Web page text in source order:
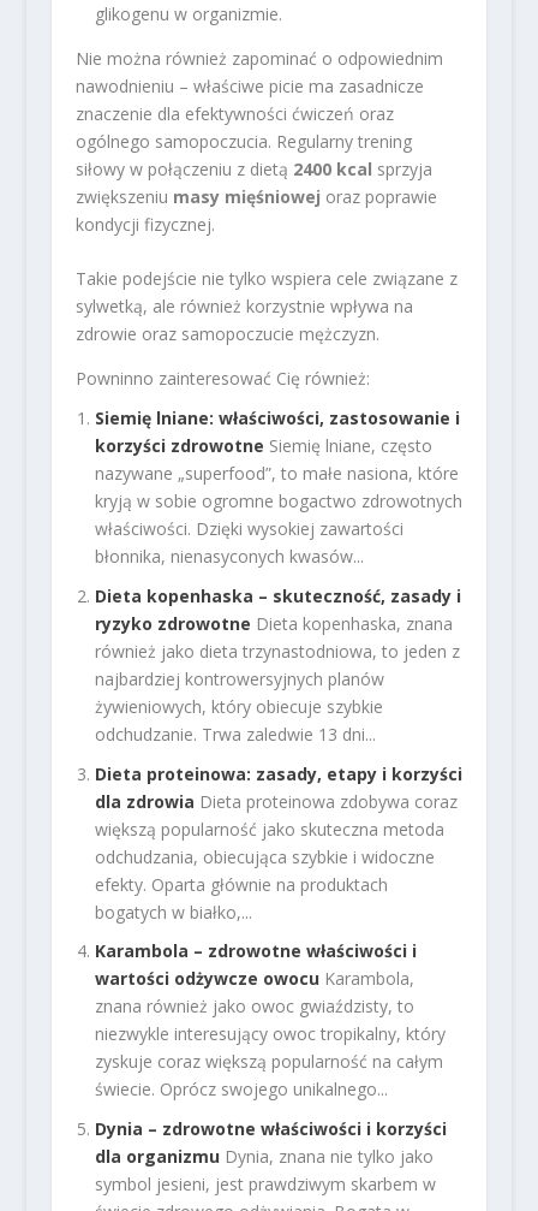
glikogenu w organizmie.
Nie można również zapominać o odpowiednim
nawodnieniu – właściwe picie ma zasadnicze
znaczenie dla efektywności ćwiczeń oraz
ogólnego samopoczucia. Regularny trening
siłowy w połączeniu z dietą 2400 kcal sprzyja
zwiększeniu masy mięśniowej oraz poprawie
kondycji fizycznej.
Takie podejście nie tylko wspiera cele związane z
sylwetką, ale również korzystnie wpływa na
zdrowie oraz samopoczucie mężczyzn.
Powninno zainteresować Cię również:
Siemię lniane: właściwości, zastosowanie i
korzyści zdrowotne Siemię lniane, często
nazywane „superfood”, to małe nasiona, które
kryją w sobie ogromne bogactwo zdrowotnych
właściwości. Dzięki wysokiej zawartości
błonnika, nienasyconych kwasów...
Dieta kopenhaska – skuteczność, zasady i
ryzyko zdrowotne Dieta kopenhaska, znana
również jako dieta trzynastodniowa, to jeden z
najbardziej kontrowersyjnych planów
żywieniowych, który obiecuje szybkie
odchudzanie. Trwa zaledwie 13 dni...
Dieta proteinowa: zasady, etapy i korzyści
dla zdrowia Dieta proteinowa zdobywa coraz
większą popularność jako skuteczna metoda
odchudzania, obiecująca szybkie i widoczne
efekty. Oparta głównie na produktach
bogatych w białko,...
Karambola – zdrowotne właściwości i
wartości odżywcze owocu Karambola,
znana również jako owoc gwiaździsty, to
niezwykle interesujący owoc tropikalny, który
zyskuje coraz większą popularność na całym
świecie. Oprócz swojego unikalnego...
Dynia – zdrowotne właściwości i korzyści
dla organizmu Dynia, znana nie tylko jako
symbol jesieni, jest prawdziwym skarbem w